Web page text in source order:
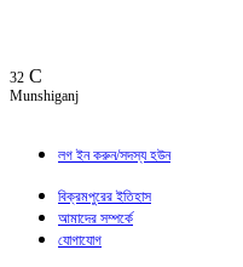
32 C
Munshiganj
লগ ইন করুন/সদস্য হউন
বিক্রমপুরের ইতিহাস
আমাদের সম্পর্কে
যোগাযোগ